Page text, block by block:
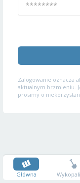
Zalogowanie oznacza
aktualnym brzmieniu.
prosimy o
Główna